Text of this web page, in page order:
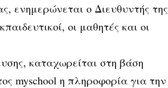
ενημερώνεται ο Διευθυντής της
οι μαθητές και οι
καταχωρείται στη βάση
myschool η πληροφορία για την